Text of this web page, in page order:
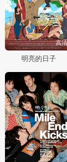
高清
明亮的日子